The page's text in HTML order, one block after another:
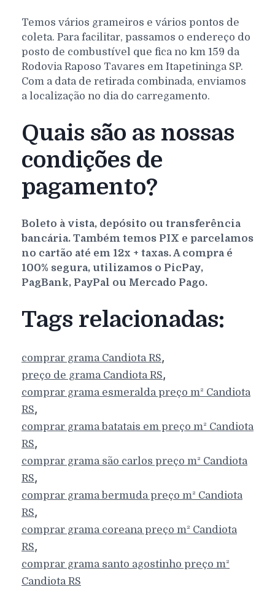
Temos vários grameiros e vários pontos de
coleta. Para facilitar, passamos o endereço do
posto de combustível que fica no km 159 da
Rodovia Raposo Tavares em Itapetininga SP.
Com a data de retirada combinada, enviamos
a localização no dia do carregamento.
Quais são as nossas
condições de
pagamento?
Boleto à vista, depósito ou transferência
bancária. Também temos PIX e parcelamos
no cartão até em 12x + taxas. A compra é
100% segura, utilizamos o PicPay,
PagBank, PayPal ou Mercado Pago.
Tags relacionadas:
comprar grama Candiota RS,
preço de grama Candiota RS,
comprar grama esmeralda preço m² Candiota
RS,
comprar grama batatais em preço m² Candiota
RS,
comprar grama são carlos preço m² Candiota
RS,
comprar grama bermuda preço m² Candiota
RS,
comprar grama coreana preço m² Candiota
RS,
comprar grama santo agostinho preço m²
Candiota RS